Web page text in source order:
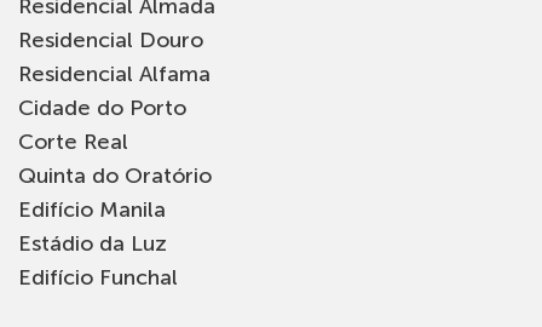
Residencial Almada
Residencial Douro
Residencial Alfama
Cidade do Porto
Corte Real
Quinta do Oratório
Edifício Manila
Estádio da Luz
Edifício Funchal